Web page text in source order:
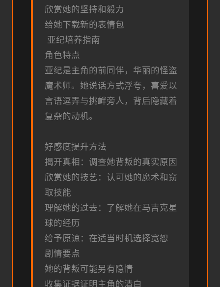
欣赏她的坚持和毅力
给她下载新的表情包
亚纪培养指南
角色特点
亚纪是主角的前同伴，华丽的怪盗
魔术师。她说话方式浮夸，喜爱以
言语逗弄与挑衅旁人，背后隐藏着
复杂的动机。
好感度提升方法
揭开真相：调查她背叛的真实原因
欣赏她的技艺：认可她的魔术和窃
取技能
理解她的过去：了解她在马吉克星
球的经历
给予原谅：在适当时机选择宽恕
剧情要点
她的背叛可能另有隐情
收集证据证明主角的清白